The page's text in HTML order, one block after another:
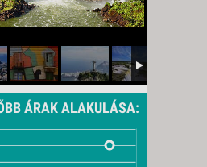
ÁRAK ALAKULÁSA: